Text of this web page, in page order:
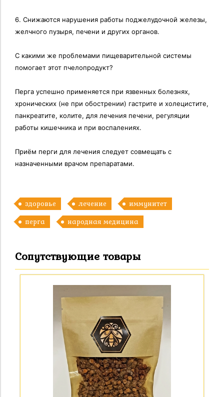
6. Снижаются нарушения работы поджелудочной железы,
желчного пузыря, печени и других органов.
С какими же проблемами пищеварительной системы
помогает этот пчелопродукт?
Перга успешно применяется при язвенных болезнях,
хронических (не при обострении) гастрите и холецистите,
панкреатите, колите, для лечения печени, регуляции
работы кишечника и при воспалениях.
Приём перги для лечения следует совмещать с
назначенными врачом препаратами.
здоровье лечение
иммунитет
перга
народная медицина
Сопутствующие товары